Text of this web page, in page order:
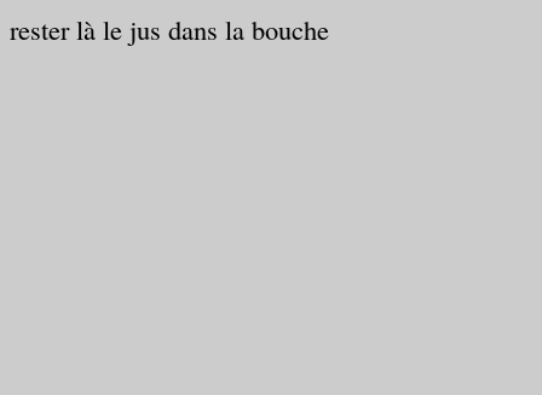
rester là le jus dans la bouche